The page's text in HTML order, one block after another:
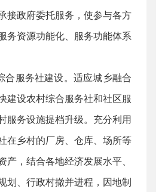
接政府委托服务，使参与各方
务资源功能化、服务功能体系
合服务社建设。适应城乡融合
建设农村综合服务社和社区服
服务设施提档升级。充分利用
在乡村的厂房、仓库、场所等
产，结合各地经济发展水平、
划、行政村撤并进程，因地制